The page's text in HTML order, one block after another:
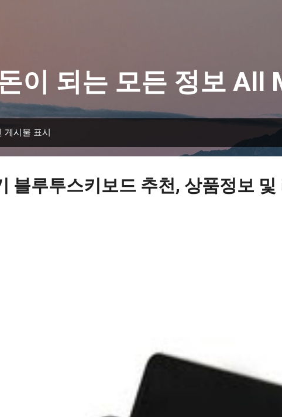
이 되는 모든 정보 All
게시물 표시
블루투스키보드 추천, 상품정보 및